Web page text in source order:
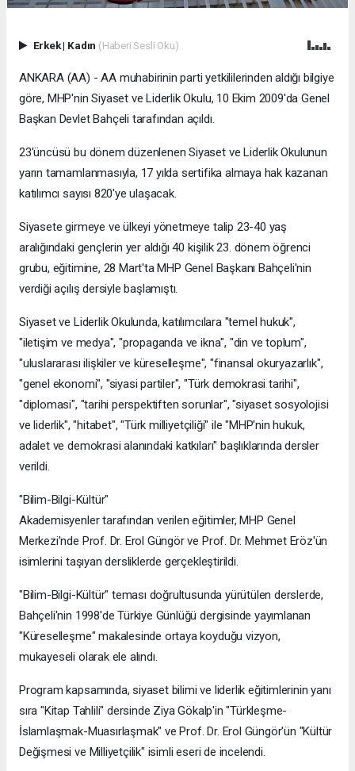
Erkek| Kadın (Haberi Sesli Oku)
ANKARA (AA) - AA muhabirinin parti yetkililerinden aldığı bilgiye
göre, MHP'nin Siyaset ve Liderlik Okulu, 10 Ekim 2009'da Genel
Başkan Devlet Bahçeli tarafından açıldı.
23'üncüsü bu dönem düzenlenen Siyaset ve Liderlik Okulunun
yarın tamamlanmasıyla, 17 yılda sertifika almaya hak kazanan
katılımcı sayısı 820'ye ulaşacak.
Siyasete girmeye ve ülkeyi yönetmeye talip 23-40 yaş
aralığındaki gençlerin yer aldığı 40 kişilik 23. dönem öğrenci
grubu, eğitimine, 28 Mart'ta MHP Genel Başkanı Bahçeli'nin
verdiği açılış dersiyle başlamıştı.
Siyaset ve Liderlik Okulunda, katılımcılara "temel hukuk",
"iletişim ve medya", "propaganda ve ikna", "din ve toplum",
"uluslararası ilişkiler ve küreselleşme", "finansal okuryazarlık",
"genel ekonomi", "siyasi partiler", "Türk demokrasi tarihi",
"diplomasi", "tarihi perspektiften sorunlar", "siyaset sosyolojisi
ve liderlik", "hitabet", "Türk milliyetçiliği" ile "MHP'nin hukuk,
adalet ve demokrasi alanındaki katkıları" başlıklarında dersler
verildi.
"Bilim-Bilgi-Kültür"
Akademisyenler tarafından verilen eğitimler, MHP Genel
Merkezi'nde Prof. Dr. Erol Güngör ve Prof. Dr. Mehmet Eröz'ün
isimlerini taşıyan dersliklerde gerçekleştirildi.
"Bilim-Bilgi-Kültür" teması doğrultusunda yürütülen derslerde,
Bahçeli'nin 1998'de Türkiye Günlüğü dergisinde yayımlanan
"Küreselleşme" makalesinde ortaya koyduğu vizyon,
mukayeseli olarak ele alındı.
Program kapsamında, siyaset bilimi ve liderlik eğitimlerinin yanı
sıra "Kitap Tahlili" dersinde Ziya Gökalp'in "Türkleşme-
İslamlaşmak-Muasırlaşmak" ve Prof. Dr. Erol Güngör'ün "Kültür
Değişmesi ve Milliyetçilik" isimli eseri de incelendi.